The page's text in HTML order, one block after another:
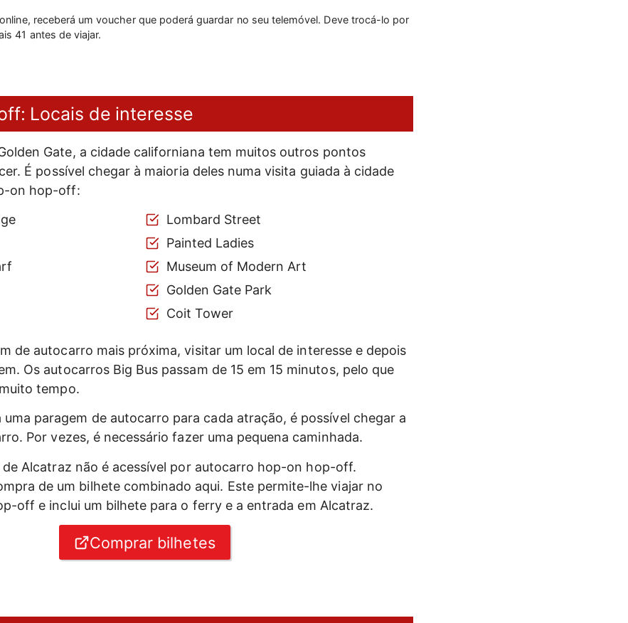
receberá um voucher que poderá guardar no seu telemóvel. Deve trocá-lo por
41 antes de viajar.
Locais de interesse
Gate, a cidade californiana tem muitos outros pontos
É possível chegar à maioria deles numa visita guiada à cidade
on hop-off:
Lombard Street
Painted Ladies
Museum of Modern Art
Golden Gate Park
Coit Tower
de autocarro mais próxima, visitar um local de interesse e depois
Os autocarros Big Bus passam de 15 em 15 minutos, pelo que
tempo.
uma paragem de autocarro para cada atração, é possível chegar a
Por vezes, é necessário fazer uma pequena caminhada.
de Alcatraz não é acessível por autocarro hop-on hop-off.
de um bilhete combinado aqui. Este permite-lhe viajar no
off e inclui um bilhete para o ferry e a entrada em Alcatraz.
Comprar bilhetes